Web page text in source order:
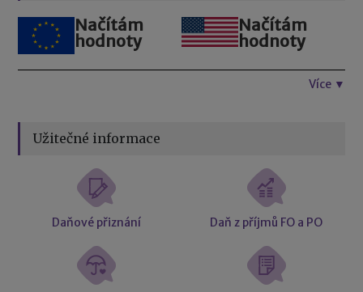
Načítám
hodnoty
Načítám
hodnoty
Více ▼
Užitečné informace
Daňové přiznání Daň z příjmů FO a PO